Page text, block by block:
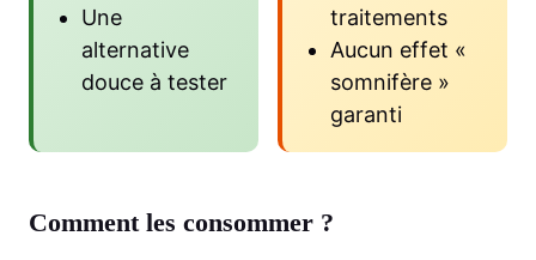
Une
alternative
douce à tester
traitements
Aucun effet «
somnifère »
garanti
Comment les consommer ?